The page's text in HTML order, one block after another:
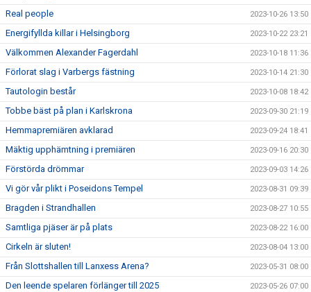
Real people 2023-10-26 13:50
Energifyllda killar i Helsingborg 2023-10-22 23:21
Välkommen Alexander Fagerdahl 2023-10-18 11:36
Förlorat slag i Varbergs fästning 2023-10-14 21:30
Tautologin består 2023-10-08 18:42
Tobbe bäst på plan i Karlskrona 2023-09-30 21:19
Hemmapremiären avklarad 2023-09-24 18:41
Mäktig upphämtning i premiären 2023-09-16 20:30
Förstörda drömmar 2023-09-03 14:26
Vi gör vår plikt i Poseidons Tempel 2023-08-31 09:39
Bragden i Strandhallen 2023-08-27 10:55
Samtliga pjäser är på plats 2023-08-22 16:00
Cirkeln är sluten! 2023-08-04 13:00
Från Slottshallen till Lanxess Arena? 2023-05-31 08:00
Den leende spelaren förlänger till 2025 2023-05-26 07:00